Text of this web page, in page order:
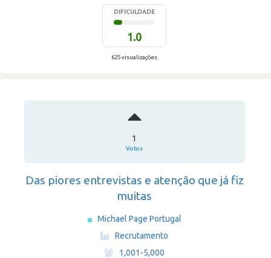
DIFICULDADE
1.0
625 visualizações
1
Votos
Das piores entrevistas e atenção que já fiz
muitas
Michael Page Portugal
Recrutamento
·
1,001-5,000